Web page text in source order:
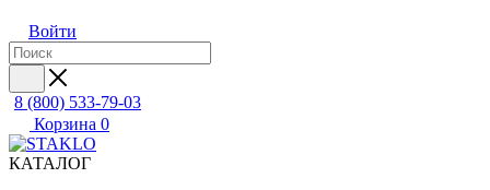
Войти
8 (800) 533-79-03
Корзина 0
КАТАЛОГ